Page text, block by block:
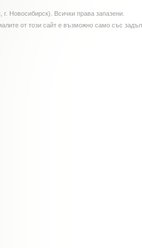
Новосибирск). Всички права запазени.
от този сайт е възможно само със